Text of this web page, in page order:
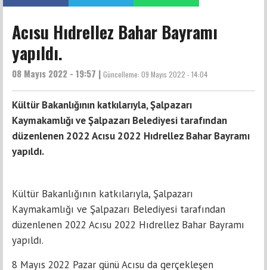
Acısu Hıdrellez Bahar Bayramı
yapıldı.
08 Mayıs 2022 - 19:57 | Güncelleme: 09 Mayıs 2022 - 14:04
Kültür Bakanlığının katkılarıyla, Şalpazarı
Kaymakamlığı ve Şalpazarı Belediyesi tarafından
düzenlenen 2022 Acısu 2022 Hıdrellez Bahar Bayramı
yapıldı.
Kültür Bakanlığının katkılarıyla, Şalpazarı
Kaymakamlığı ve Şalpazarı Belediyesi tarafından
düzenlenen 2022 Acısu 2022 Hıdrellez Bahar Bayramı
yapıldı.
8 Mayıs 2022 Pazar günü Acısu da gerçekleşen